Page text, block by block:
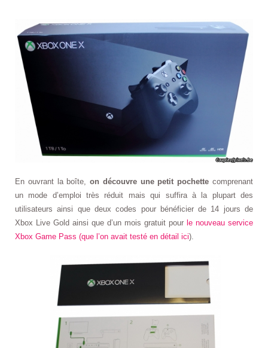
En ouvrant la boîte,on découvre une petit pochette comprenant
un mode d’emploi très réduit mais qui suffira à la plupart des
utilisateurs ainsi que deux codes pour bénéficier de 14 jours de
Xbox Live Gold ainsi que d’un mois gratuit pour le nouveau service
Xbox Game Pass (que l’on avait testé en détail ici).